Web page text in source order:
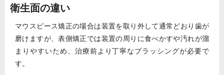
衛生面の違い
マウスピース矯正の場合は装置を取り外して通常どおり歯が
磨けますが、表側矯正では装置の周りに食べかすや汚れが溜
まりやすいため、治療前より丁寧なブラッシングが必要で
す。